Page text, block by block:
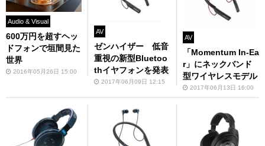
Audio & Visual
600万円を超すヘッ
ドフォンで垣間見た
世界
2016年05月26日 15:00
AV
ゼンハイザー 低音
重視の新型Bluetoo
thイヤフォンを発表
2017年06月09日 12:15
AV
「Momentum In-Ea
r」にネックバンド
型ワイヤレスモデル
2017年06月13日 16:00